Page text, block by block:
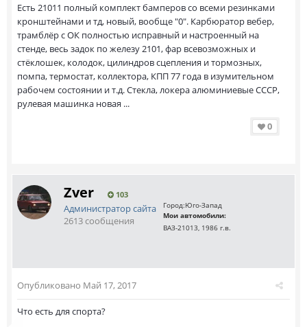
Есть 21011 полный комплект бамперов со всеми резинками
кронштейнами и тд, новый, вообще "0". Карбюратор вебер,
трамблёр с ОК полностью исправный и настроенный на
стенде, весь задок по железу 2101, фар всевозможных и
стёклошек, колодок, цилиндров сцепления и тормозных,
помпа, термостат, коллектора, КПП 77 года в изумительном
рабочем состоянии и т.д. Стекла, локера алюминиевые СССР,
рулевая машинка новая ...
0
Zver 103
Администратор сайта
2613 сообщения
Город:Юго-Запад
Мои автомобили:
ВАЗ-21013, 1986 г.в.
Опубликовано Май 17, 2017
Что есть для спорта?